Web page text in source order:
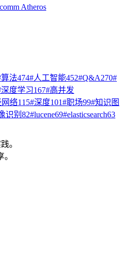
Atheros
算法474#人工智能452#Q&A270#
深度学习167#高并发
络115#深度101#职场99#知识图
识别 82#lucene69#elasticsearch63
。